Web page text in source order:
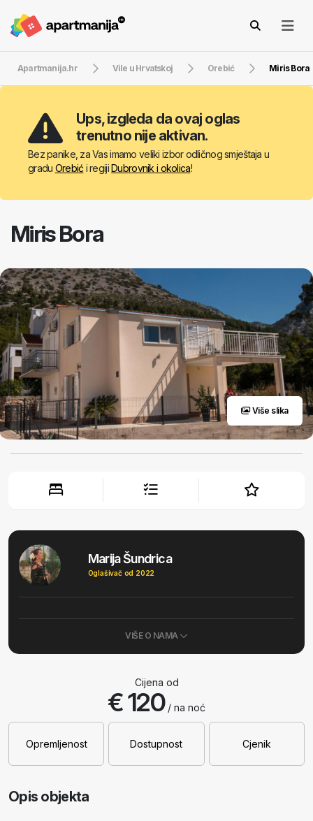
Apartmanija.hr Vile u Hrvatskoj Orebić Miris Bora
Ups, izgleda da ovaj oglas
trenutno nije aktivan.
Bez panike, za Vas imamo veliki izbor odličnog smještaja u
gradu Orebići regijiDubrovnik i okolica!
Miris Bora
Više slika
Marija Šundrica
Oglašivač od 2022
VIŠE O NAMA
Cijena od
€ 120/ na noć
Opremljenost Dostupnost Cjenik
Opis objekta